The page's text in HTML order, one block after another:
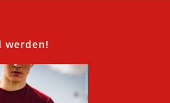
werden!